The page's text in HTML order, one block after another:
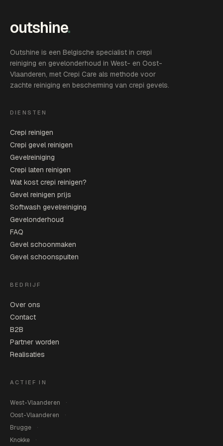
outshine.
Outshine is een Belgische specialist in crepi
reiniging en gevelonderhoud in West- en Oost-
Vlaanderen, met Crepi Care als methode voor
zachte reiniging en bescherming van crepi gevels.
DIENSTEN
Crepi reinigen
Crepi gevel reinigen
Gevelreiniging
Crepi laten reinigen
Wat kost crepi reinigen?
Gevel reinigen prijs
Softwash gevelreiniging
Gevelonderhoud
FAQ
Gevel schoonmaken
Gevel schoonspuiten
BEDRIJF
Over ons
Contact
B2B
Partner worden
Realisaties
ACTIEF IN
West-Vlaanderen
Oost-Vlaanderen
Brugge
Knokke